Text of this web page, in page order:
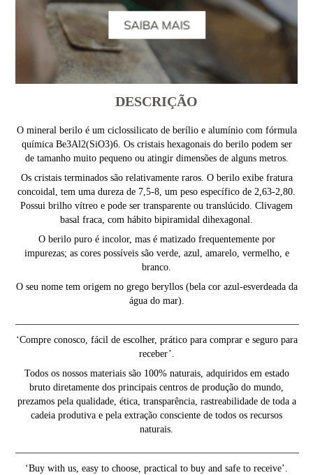
DESCRIÇÃO
O mineral berilo é um ciclossilicato de berílio e alumínio com fórmula
química Be3Al2(SiO3)6. Os cristais hexagonais do berilo podem ser
de tamanho muito pequeno ou atingir dimensões de alguns metros.
Os cristais terminados são relativamente raros. O berilo exibe fratura
concoidal, tem uma dureza de 7,5-8, um peso específico de 2,63-2,80.
Possui brilho vítreo e pode ser transparente ou translúcido. Clivagem
basal fraca, com hábito bipiramidal dihexagonal.
O berilo puro é incolor, mas é matizado frequentemente por
impurezas; as cores possíveis são verde, azul, amarelo, vermelho, e
branco.
O seu nome tem origem no grego beryllos (bela cor azul-esverdeada da
água do mar).
‘Compre conosco, fácil de escolher, prático para comprar e seguro para
receber’.
Todos os nossos materiais são 100% naturais, adquiridos em estado
bruto diretamente dos principais centros de produção do mundo,
prezamos pela qualidade, ética, transparência, rastreabilidade de toda a
cadeia produtiva e pela extração consciente de todos os recursos
naturais.
‘Buy with us, easy to choose, practical to buy and safe to receive’.